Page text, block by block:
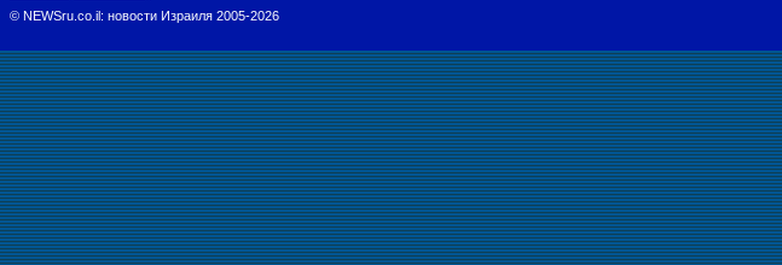
© NEWSru.co.il: новости Израиля 2005-2026